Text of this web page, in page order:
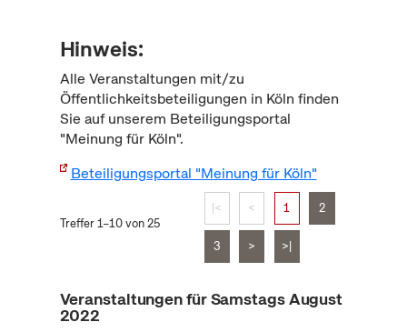
Hinweis:
Alle Veranstaltungen mit/zu
Öffentlichkeitsbeteiligungen in Köln finden
Sie auf unserem Beteiligungsportal
"Meinung für Köln".
Beteiligungsportal "Meinung für Köln"
Treffer 1–10 von 25
|< < 1 2
3 > >|
Veranstaltungen für Samstags August
2022